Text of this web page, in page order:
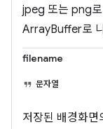
jpeg 또는 png로
ArrayBuffer로
filename
문자열
저장된 배경화면